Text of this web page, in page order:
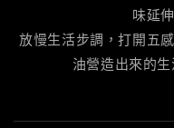
味延
放慢生活步調，打開五
油營造出來的